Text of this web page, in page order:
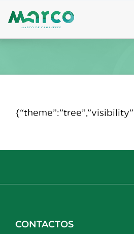
to
CONTACTOS